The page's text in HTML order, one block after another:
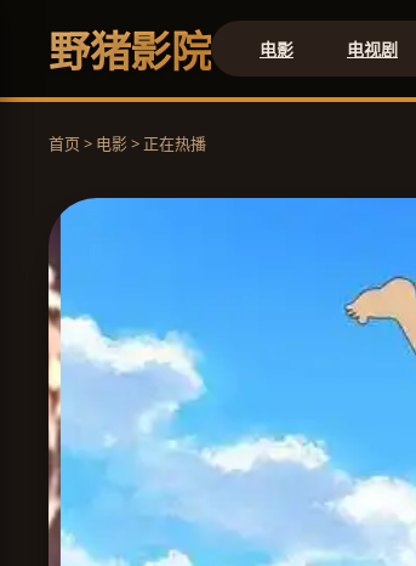
野猪影院 电影 电视剧
首页 > 电影 > 正在热播